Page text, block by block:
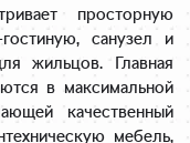
просторную
санузел и
жильцов. Главная
в максимальной
качественный